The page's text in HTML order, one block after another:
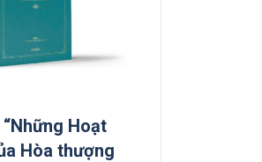
Hoạt
Hòa thượng